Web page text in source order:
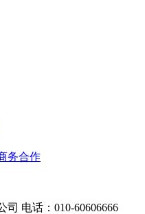
务合作
电话：010-60606666